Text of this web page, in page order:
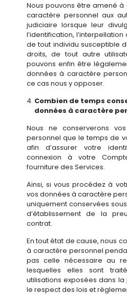
Nous pouvons être amené
caractère personnel aux
judiciaire lorsque leur
l’identification,
de tout individu susceptible
droits, de tout autre
pouvons enfin être
données à caractère
ce cas nous y opposer.
Combien de temps
données à caractère
Nous ne conserverons
personnel que le temps de
afin d’assurer votre
connexion à votre
fourniture des Services.
Ainsi, si vous procédez à
vos données à caractère
uniquement conservées
d’établissement de la
contrat.
En tout état de cause, nous
à caractère personnel
pas celle nécessaire au
lesquelles elles sont
utilisations exposées dans
le respect des lois et